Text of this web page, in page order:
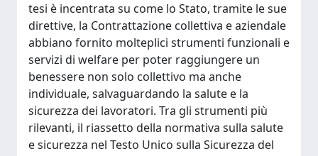
tesi è incentrata su come lo Stato, tramite le sue
direttive, la Contrattazione collettiva e aziendale
abbiano fornito molteplici strumenti funzionali e
servizi di welfare per poter raggiungere un
benessere non solo collettivo ma anche
individuale, salvaguardando la salute e la
sicurezza dei lavoratori. Tra gli strumenti più
rilevanti, il riassetto della normativa sulla salute
e sicurezza nel Testo Unico sulla Sicurezza del